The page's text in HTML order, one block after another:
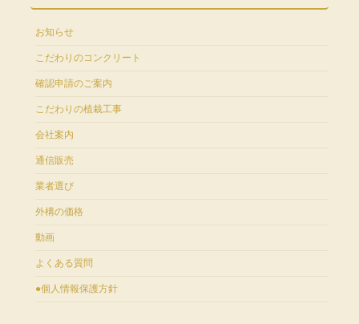
お知らせ
こだわりのコンクリート
確認申請のご案内
こだわりの植栽工事
会社案内
通信販売
業者選び
外構の価格
動画
よくある質問
●個人情報保護方針